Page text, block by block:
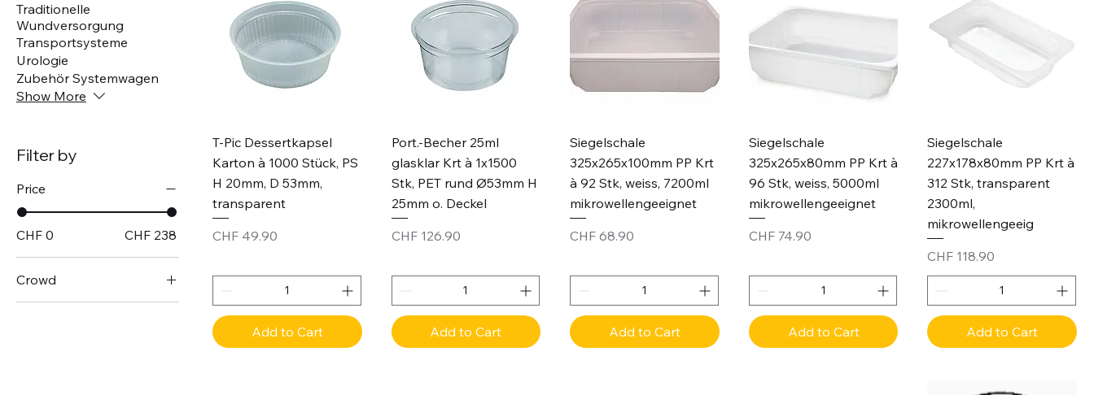
Traditionelle
Wundversorgung
Transportsysteme
Urologie
Zubehör Systemwagen
Show More
Filter by
Price
CHF 0 CHF 238
Crowd
T-Pic Dessertkapsel
Karton à 1000 Stück, PS
H 20mm, D 53mm,
transparent
Price
CHF 49.90
Add to Cart
Port.-Becher 25ml
glasklar Krt à 1x1500
Stk, PET rund Ø53mm H
25mm o. Deckel
Price
CHF 126.90
Add to Cart
Siegelschale
325x265x100mm PP Krt
à 92 Stk, weiss, 7200ml
mikrowellengeeignet
Price
CHF 68.90
Add to Cart
Siegelschale
325x265x80mm PP Krt à
96 Stk, weiss, 5000ml
mikrowellengeeignet
Price
CHF 74.90
Add to Cart
Siegelschale
227x178x80mm PP Krt à
312 Stk, transparent
2300ml,
mikrowellengeeig
Price
CHF 118.90
Add to Cart